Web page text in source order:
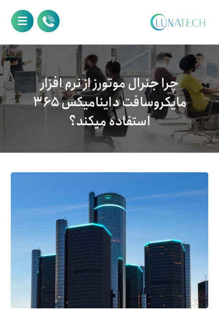
چرا جنرال موتورز از نرم افزار
مایکروسافت داینامیکس ۳۶۵
استفاده میکند؟